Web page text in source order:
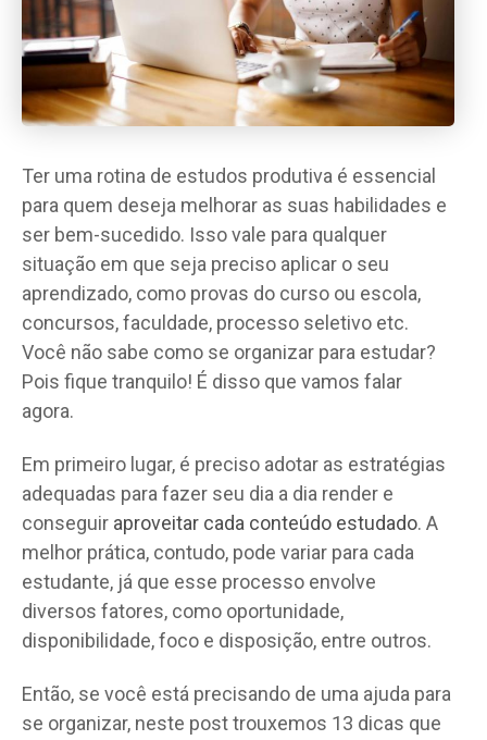
Ter uma rotina de estudos produtiva é essencial
para quem deseja melhorar as suas habilidades e
ser bem-sucedido. Isso vale para qualquer
situação em que seja preciso aplicar o seu
aprendizado, como provas do curso ou escola,
concursos, faculdade, processo seletivo etc.
Você não sabe como se organizar para estudar?
Pois fique tranquilo! É disso que vamos falar
agora.
Em primeiro lugar, é preciso adotar as estratégias
adequadas para fazer seu dia a dia render e
conseguir aproveitar cada conteúdo estudado. A
melhor prática, contudo, pode variar para cada
estudante, já que esse processo envolve
diversos fatores, como oportunidade,
disponibilidade, foco e disposição, entre outros.
Então, se você está precisando de uma ajuda para
se organizar, neste post trouxemos 13 dicas que